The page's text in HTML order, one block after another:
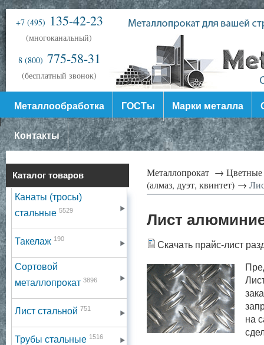
+7 (495) 135-42-23
(многоканальный)
8 (800) 775-58-31
(бесплатный звонок)
Металлообработка ГОСТы Марки металла
Контакты
Каталог товаров
Канаты (тросы)
стальные 5529
Такелаж 190
Сортовой
металлопрокат 3896
Лист стальной 751
Трубы стальные 1516
Металлопрокат →
(алмаз, дуэт, квинтет) →
Лист
Скачать прайс-лист
на